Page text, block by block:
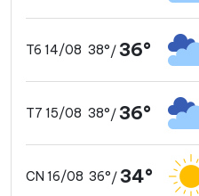
T6 14/08 38°/ 36°
T7 15/08 38°/ 36°
CN 16/08 36°/ 34°